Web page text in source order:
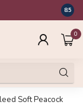
8.5
0
Soft Peacock